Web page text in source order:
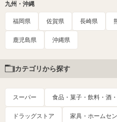
九州・沖縄
福岡県 佐賀県 長崎県
鹿児島県 沖縄県
カテゴリから探す
スーパー 食品・菓子・飲料・酒
ドラッグストア 家具・ホームセ